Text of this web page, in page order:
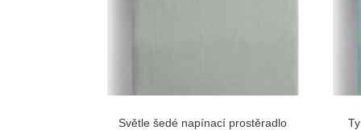
Světle šedé napínací prostěradlo